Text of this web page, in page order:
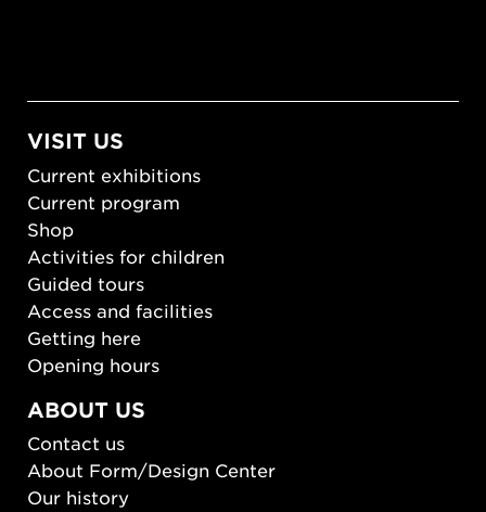
VISIT US
Current exhibitions
Current program
Shop
Activities for children
Guided tours
Access and facilities
Getting here
Opening hours
ABOUT US
Contact us
About Form/Design Center
Our history